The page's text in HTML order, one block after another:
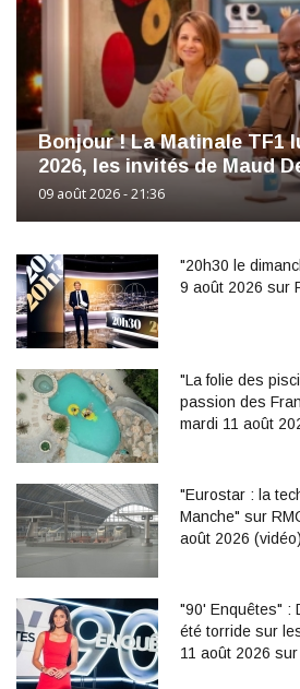
Bonjour ! La Matinale TF1
2026, les invités de Maud
09 août 2026 - 21:36
"20h30 le
9 août 2026 sur
"La folie des
passion des
mardi 11 août
"Eurostar : la
Manche" sur
août 2026 (vidéo)
"90' Enquêtes" :
été torride sur
11 août 2026